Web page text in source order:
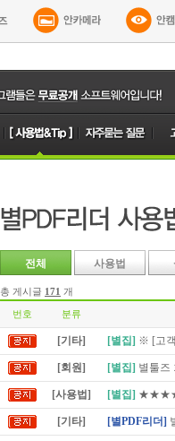
전체 사용법
총 게시글 171 개
번호 분류
[기타] [별집] ※ [고
[회원] [별집] 별툴즈
[사용법] [별집]
[기타] [별PDF리더]